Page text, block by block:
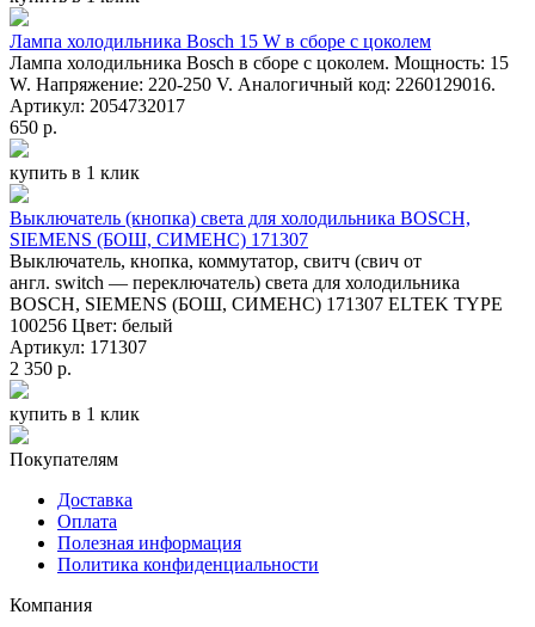
Лампа холодильника Bosch 15 W в сборе с цоколем
Лампа холодильника Bosch в сборе с цоколем. Мощность: 15
W. Напряжение: 220-250 V. Аналогичный код: 2260129016.
Артикул: 2054732017
650 р.
купить в 1 клик
Выключатель (кнопка) света для холодильника BOSCH,
SIEMENS (БОШ, СИМЕНС) 171307
Выключатель, кнопка, коммутатор, свитч (свич от
англ. switch — переключатель) света для холодильника
BOSCH, SIEMENS (БОШ, СИМЕНС) 171307 ELTEK TYPE
100256 Цвет: белый
Артикул: 171307
2 350 р.
купить в 1 клик
Покупателям
Доставка
Оплата
Полезная информация
Политика конфиденциальности
Компания